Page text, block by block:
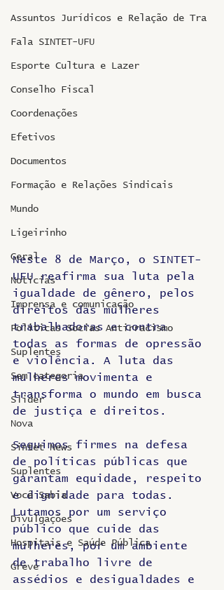
Assuntos Jurídicos e Relação de Tra
Fala SINTET-UFU
Esporte Cultura e Lazer
Conselho Fiscal
Coordenações
Efetivos
Documentos
Formação e Relações Sindicais
Mundo
Ligeirinho
Geral
Notícias
Imprensa e comunicação
Politicas Socias Antirracismo
Suplentes
Sem categoria
Slider
Nova
Sintet News
Suplentes
Você Sabia
Divulgações
Hospitais e Saúde Pública
Greve
Neste 8 de Março, o SINTET-
UFU reafirma sua luta pela
igualdade de gênero, pelos
direitos das mulheres
trabalhadoras e contra
todas as formas de opressão
e violência. A luta das
mulheres movimenta e
transforma o mundo em busca
de justiça e direitos.
Seguimos firmes na defesa
de políticas públicas que
garantam equidade, respeito
e dignidade para todas.
Lutamos por um serviço
público que cuide das
mulheres, por um ambiente
de trabalho livre de
assédios e desigualdades e